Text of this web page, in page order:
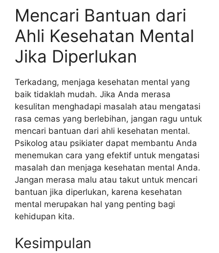
Mencari Bantuan dari
Ahli Kesehatan Mental
Jika Diperlukan
Terkadang, menjaga kesehatan mental yang
baik tidaklah mudah. Jika Anda merasa
kesulitan menghadapi masalah atau mengatasi
rasa cemas yang berlebihan, jangan ragu untuk
mencari bantuan dari ahli kesehatan mental.
Psikolog atau psikiater dapat membantu Anda
menemukan cara yang efektif untuk mengatasi
masalah dan menjaga kesehatan mental Anda.
Jangan merasa malu atau takut untuk mencari
bantuan jika diperlukan, karena kesehatan
mental merupakan hal yang penting bagi
kehidupan kita.
Kesimpulan